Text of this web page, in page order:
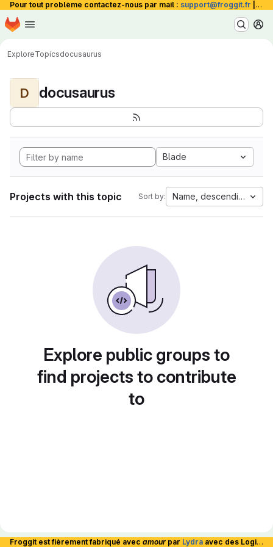
Pour tout problème contactez-nous par mail : support@froggit.fr La
Skip to main content
Homepage
ExploreTopicsdocusaurus
D docusaurus
Blade
Projects with this topic Sort by: Name, descending
Explore public groups to
find projects to contribute
to
Froggit est fièrement fabriqué avec amour par Lydra avec des Logiciels Libres et hébergé en